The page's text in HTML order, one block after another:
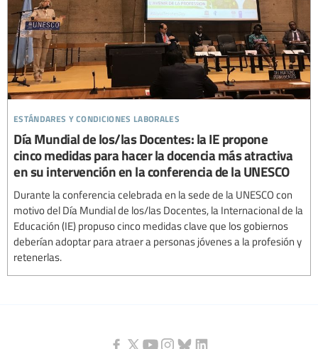
estándares y condiciones laborales
Día Mundial de los/las Docentes: la IE propone
cinco medidas para hacer la docencia más atractiva
en su intervención en la conferencia de la UNESCO
Durante la conferencia celebrada en la sede de la UNESCO con
motivo del Día Mundial de los/las Docentes, la Internacional de la
Educación (IE) propuso cinco medidas clave que los gobiernos
deberían adoptar para atraer a personas jóvenes a la profesión y
retenerlas.